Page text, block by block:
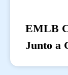
EMLB
Junto a